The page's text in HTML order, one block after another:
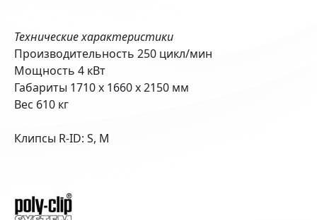
Технические характеристики
Производительность 250 цикл/мин
Мощность 4 кВт
Габариты 1710 х 1660 х 2150 мм
Вес 610 кг
Клипсы R-ID: S, M